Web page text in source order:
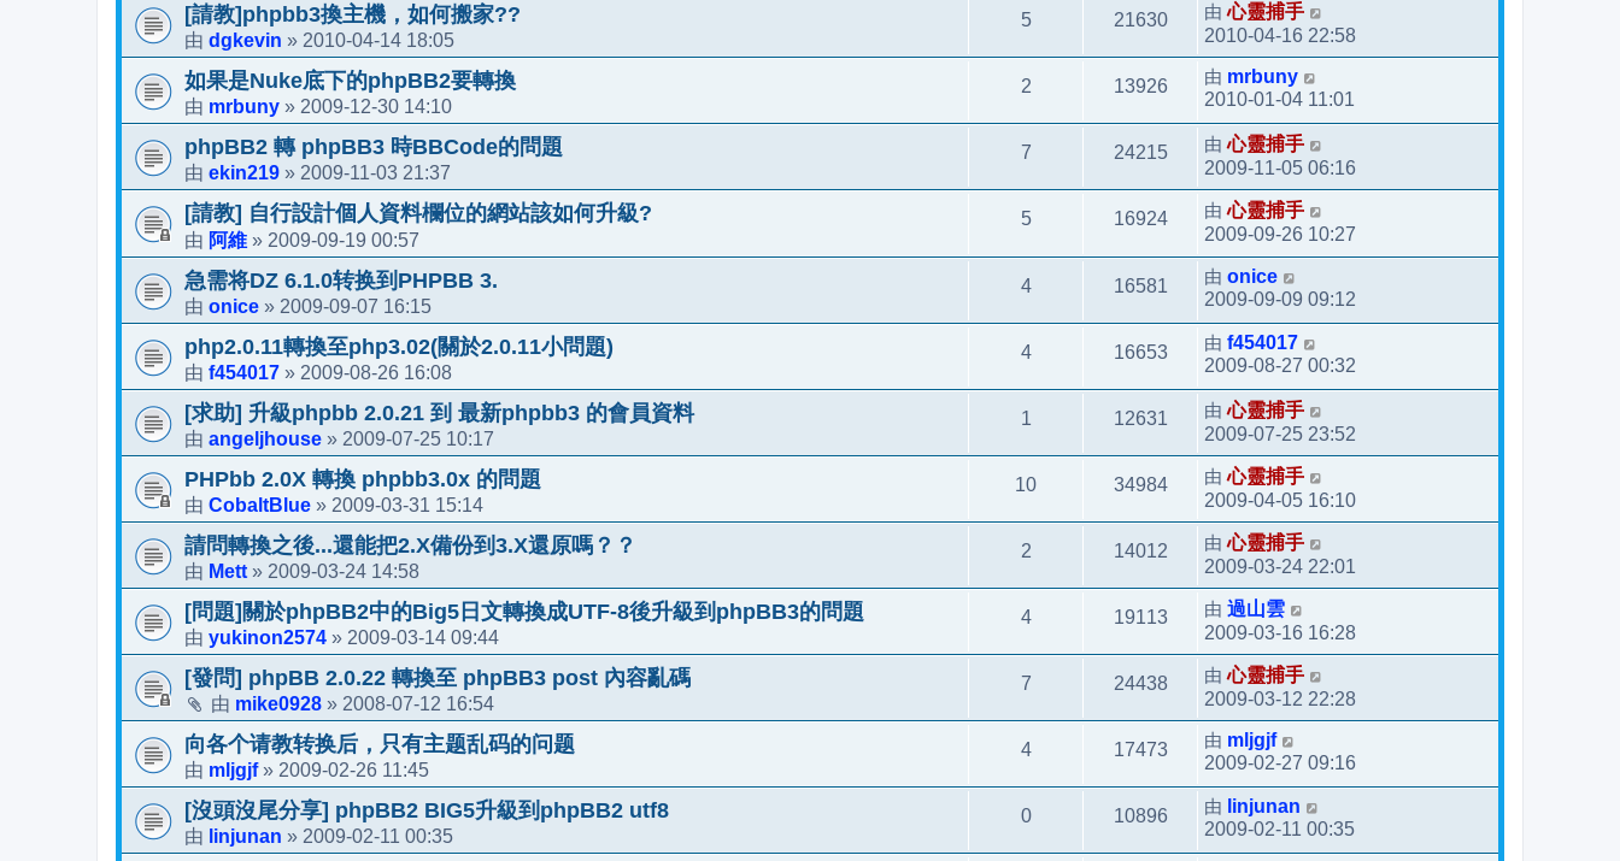
[請教]phpbb3換主機，如何搬家??
由 dgkevin » 2010-04-14 18:05
5 21630 由心靈捕手
2010-04-16 22:58
如果是Nuke底下的phpBB2要轉換
由 mrbuny » 2009-12-30 14:10
2 13926 由 mrbuny
2010-01-04 11:01
phpBB2 轉 phpBB3 時BBCode的問題
由 ekin219 » 2009-11-03 21:37
7 24215 由心靈捕手
2009-11-05 06:16
[請教] 自行設計個人資料欄位的網站該如何升級?
由 阿維 » 2009-09-19 00:57
5 16924 由心靈捕手
2009-09-26 10:27
急需将DZ 6.1.0转换到PHPBB 3.
由 onice » 2009-09-07 16:15
4 16581 由 onice
2009-09-09 09:12
php2.0.11轉換至php3.02(關於2.0.11小問題)
由 f454017 » 2009-08-26 16:08
4 16653 由 f454017
2009-08-27 00:32
[求助] 升級phpbb 2.0.21 到 最新phpbb3 的會員資料
由 angeljhouse » 2009-07-25 10:17
1 12631 由心靈捕手
2009-07-25 23:52
PHPbb 2.0X 轉換 phpbb3.0x 的問題
由 CobaltBlue » 2009-03-31 15:14
10 34984 由心靈捕手
2009-04-05 16:10
請問轉換之後...還能把2.X備份到3.X還原嗎？？
由 Mett » 2009-03-24 14:58
2 14012 由心靈捕手
2009-03-24 22:01
[問題]關於phpBB2中的Big5日文轉換成UTF-8後升級到phpBB3的問題
由 yukinon2574 » 2009-03-14 09:44
4 19113 由 過山雲
2009-03-16 16:28
[發問] phpBB 2.0.22 轉換至 phpBB3 post 內容亂碼
由 mike0928 » 2008-07-12 16:54
7 24438 由心靈捕手
2009-03-12 22:28
向各个请教转换后，只有主题乱码的问题
由 mljgjf» 2009-02-26 11:45
4 17473 由 mljgjf
2009-02-27 09:16
[沒頭沒尾分享] phpBB2 BIG5升級到phpBB2 utf8
由 linjunan » 2009-02-11 00:35
0 10896 由 linjunan
2009-02-11 00:35